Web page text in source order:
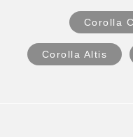
Corolla
Corolla Altis